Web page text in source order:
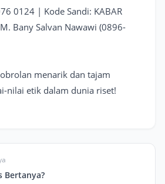
0124 | Kode Sandi: KABAR
Bany Salvan Nawawi (0896-
menarik dan tajam
nilai etik dalam dunia riset!
Bertanya?